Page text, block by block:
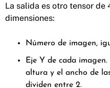
La salida es otro tensor de
dimensiones:
Número de imagen,
Eje Y de cada
altura y el ancho de
dividen entre 2.